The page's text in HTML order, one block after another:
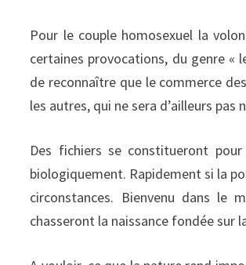
Pour le couple homosexuel la
certaines provocations, du genre «
de reconnaître que le commerce
les autres, qui ne sera d’ailleurs pas
Des fichiers se constitueront
biologiquement. Rapidement si la
circonstances. Bienvenu dans le
chasseront la naissance fondée sur